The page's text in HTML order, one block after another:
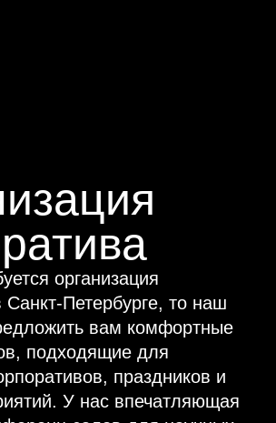
Петербурге, то наш
вам комфортные
для
праздников и
У нас впечатляющая
залов для научных
масштаба.